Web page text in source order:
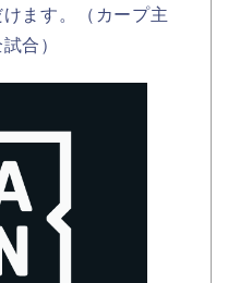
ます。（カープ主
合）